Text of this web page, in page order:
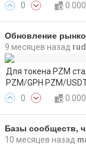
0
Обновление
9 месяцев назад
Для токена PZM
PZM/GPH PZM/
0
Базы сообществ,
10 месяцев назад